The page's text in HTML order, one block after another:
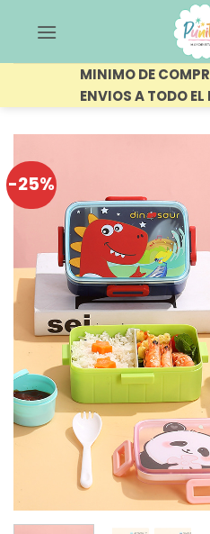
MINIMO DE
ENVIOS A TODO EL
-25%